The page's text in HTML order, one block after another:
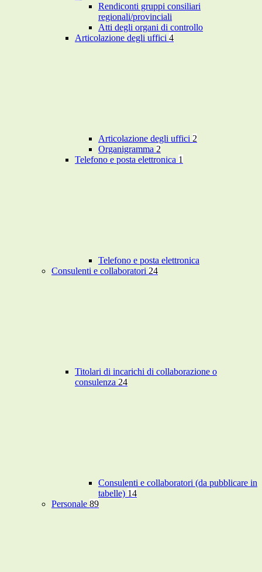
Rendiconti gruppi consiliari
regionali/provinciali
Atti degli organi di controllo
Articolazione degli uffici 4
Articolazione degli uffici 2
Organigramma 2
Telefono e posta elettronica 1
Telefono e posta elettronica
Consulenti e collaboratori 24
Titolari di incarichi di collaborazione o
consulenza 24
Consulenti e collaboratori (da pubblicare in
tabelle) 14
Personale 89